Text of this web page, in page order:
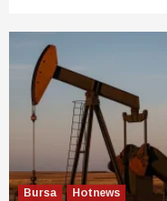
Bursa Hotnews